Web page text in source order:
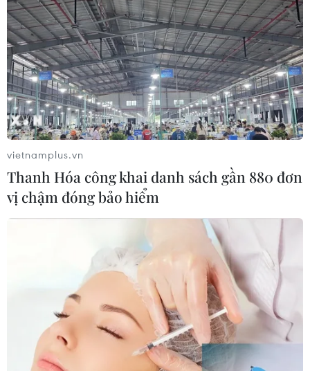
TIN CÙNG CHUYÊN MỤC
Phó Thủ tướng Phạm Thị Thanh Trà
dự lễ khởi công xây Trường THPT
07/08/2026 04:30
Hỗ trợ thúc đẩy xã hội học tập để
mọi người dân đều có cơ hội tiếp thu
vietnamplus.vn
Thanh Hóa công khai danh sách gần 880 đơn
vị chậm đóng bảo hiểm